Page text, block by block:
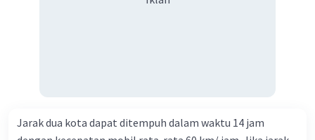
Jarak dua kota dapat ditempuh dalam waktu 14 jam